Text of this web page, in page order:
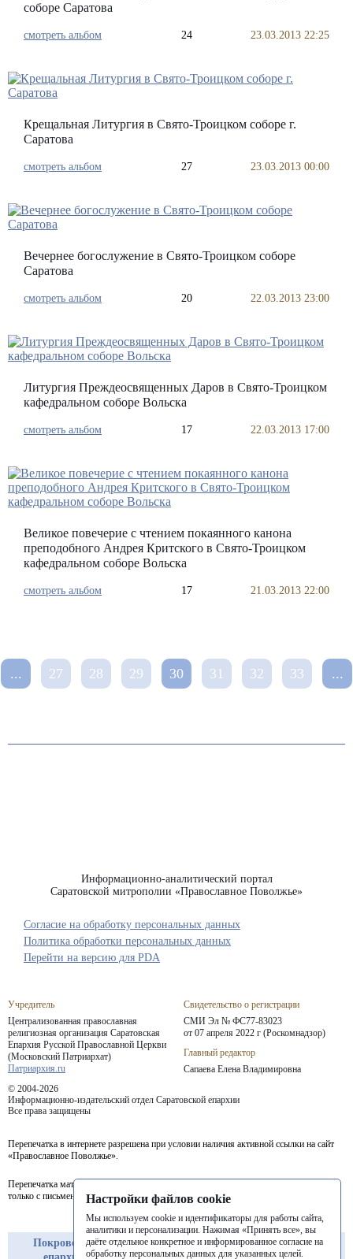
соборе Саратова
смотреть альбом 24 23.03.2013 22:25
Крещальная Литургия в Свято-Троицком соборе г.
Саратова
смотреть альбом 27 23.03.2013 00:00
Вечернее богослужение в Свято-Троицком соборе
Саратова
смотреть альбом 20 22.03.2013 23:00
Литургия Преждеосвященных Даров в Свято-Троицком
кафедральном соборе Вольска
смотреть альбом 17 22.03.2013 17:00
Великое повечерие с чтением покаянного канона
преподобного Андрея Критского в Свято-Троицком
кафедральном соборе Вольска
смотреть альбом 17 21.03.2013 22:00
... 27 28 29 30 31 32 33 ...
Информационно-аналитический портал
Саратовской митрополии «Православное Поволжье»
Учредитель
Централизованная православная
религиозная организация Саратовская
Епархия Русской Православной Церкви
(Московский Патриархат)
Патриархия.ru
Свидетельство о регистрации
СМИ Эл № ФС77-83023
от 07 апреля 2022 г (Роскомнадзор)
Главный редактор
Сапаева Елена Владимировна
© 2004-2026
Информационно-издательский отдел Саратовской епархии
Все права защищены
Согласие на обработку персональных данных
Политика обработки персональных данных
Перепечатка в интернете разрешена при условии наличия активной ссылки на сайт
«Православное Поволжье».
Перепечатка материалов портала в печатных изданиях (книгах, прессе) возможна
только с письменного разрешения редакции.
Покровская
епархия
Балашовская
епархия
Балаковская
епархия
Перейти на версию для PDA
Настройки файлов cookie
Мы используем cookie и идентификаторы для работы сайта,
аналитики и персонализации. Нажимая «Принять все», вы
даёте отдельное конкретное и информированное согласие на
обработку персональных данных для указанных целей.